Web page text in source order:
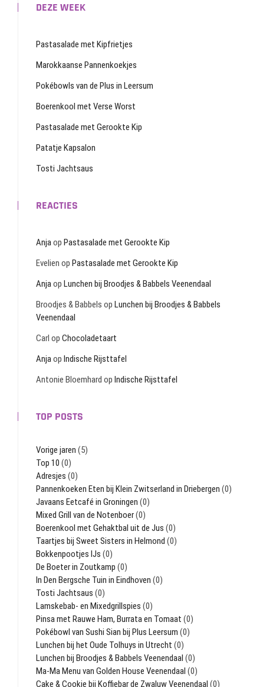
DEZE WEEK
Pastasalade met Kipfrietjes
Marokkaanse Pannenkoekjes
Pokébowls van de Plus in Leersum
Boerenkool met Verse Worst
Pastasalade met Gerookte Kip
Patatje Kapsalon
Tosti Jachtsaus
REACTIES
Anjaop Pastasalade met Gerookte Kip
Evelien op Pastasalade met Gerookte Kip
Anjaop Lunchen bij Broodjes & Babbels Veenendaal
Broodjes & Babbels op Lunchen bij Broodjes & Babbels
Veenendaal
Carl op Chocoladetaart
Anjaop Indische Rijsttafel
Antonie Bloemhard op Indische Rijsttafel
TOP POSTS
Vorige jaren (5)
Top 10 (0)
Adresjes (0)
Pannenkoeken Eten bij Klein Zwitserland in Driebergen (0)
Javaans Eetcafé in Groningen (0)
Mixed Grill van de Notenboer(0)
Boerenkool met Gehaktbal uit de Jus (0)
Taartjes bij Sweet Sisters in Helmond (0)
Bokkenpootjes IJs (0)
De Boeter in Zoutkamp (0)
In Den Bergsche Tuin in Eindhoven (0)
Tosti Jachtsaus (0)
Lamskebab- en Mixedgrillspies (0)
Pinsa met Rauwe Ham, Burrata en Tomaat (0)
Pokébowl van Sushi Sian bij Plus Leersum (0)
Lunchen bij het Oude Tolhuys in Utrecht (0)
Lunchen bij Broodjes & Babbels Veenendaal (0)
Ma-Ma Menu van Golden House Veenendaal (0)
Cake & Cookie bij Koffiebar de Zwaluw Veenendaal (0)